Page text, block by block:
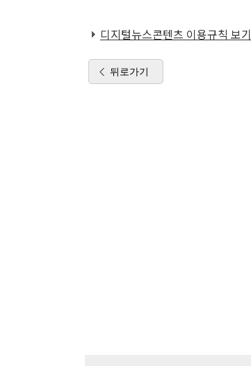
디지털뉴스콘텐츠 이용규칙 보기
뒤로가기